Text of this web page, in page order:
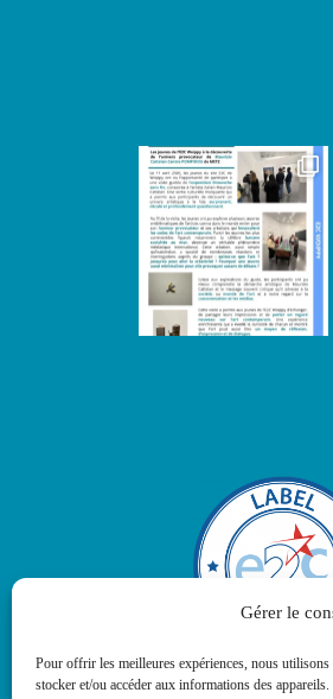
Gérer le
Pour offrir les meilleures expériences, nous
stocker et/ou accéder aux informations des